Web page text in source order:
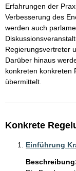
Erfahrungen der
Verbesserung des
werden auch
Regierungsvertreter
Darüber hinaus
konkreten konkreten
übermittelt.
Konkrete
Einführung